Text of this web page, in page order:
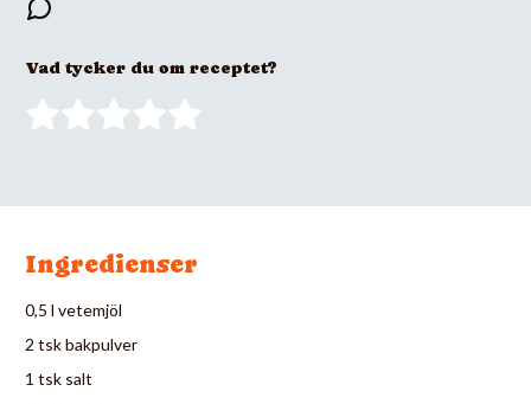
Vad tycker du om receptet?
Ingredienser
0,5 l vetemjöl
2 tsk bakpulver
1 tsk salt